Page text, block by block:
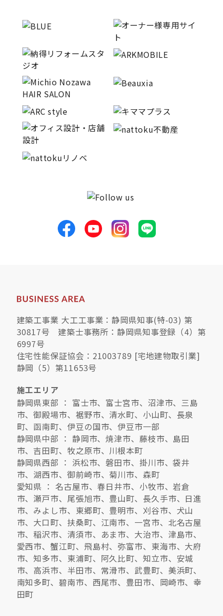
建築工事業 大工工事業：静岡県知事(特-03) 第
30817号 建築士事務所：静岡県知事登録（4）第
6997号
住宅性能保証協会：21003789 [宅地建物取引業]
静岡（5）第11653号
施工エリア
静岡県東部 ： 富士市、富士宮市、沼津市、三島
市、御殿場市、裾野市、清水町、小山町、長泉
町、函南町、伊豆の国市、伊豆市一部
静岡県中部 ： 静岡市、焼津市、藤枝市、島田
市、吉田町、牧之原市、川根本町
静岡県西部 ： 浜松市、磐田市、掛川市、袋井
市、湖西市、御前崎市、菊川市、森町
愛知県 ： 名古屋市、春日井市、小牧市、岩倉
市、瀬戸市、尾張旭市、豊山町、長久手市、日進
市、みよし市、東郷町、豊明市、刈谷市、犬山
市、大口町、扶桑町、江南市、一宮市、北名古屋
市、稲沢市、清須市、あま市、大治市、津島市、
愛西市、蟹江町、飛島村、弥富市、東海市、大府
市、知多市、東浦町、阿久比町、知立市、安城
市、高浜市、半田市、常滑市、武豊町、美浜町、
南知多町、碧南市、西尾市、豊田市、岡崎市、幸
田町